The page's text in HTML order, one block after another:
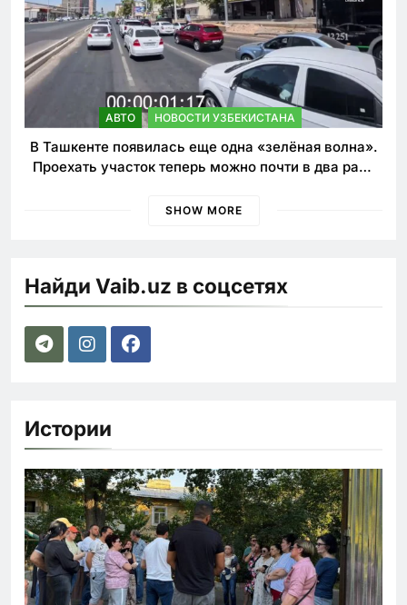
АВТО НОВОСТИ УЗБЕКИСТАНА
В Ташкенте появилась еще одна «зелёная волна».
Проехать участок теперь можно почти в два раза
SHOW MORE
Найди Vaib.uz в соцсетях
Истории